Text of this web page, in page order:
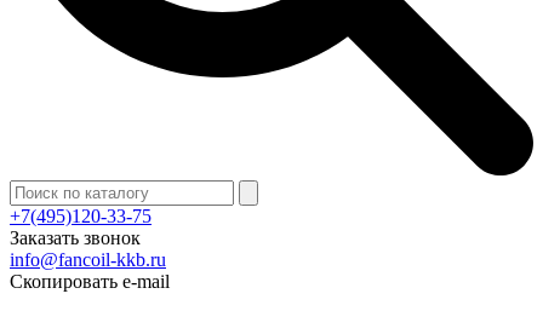
+7(495)120-33-75
Заказать звонок
info@fancoil-kkb.ru
Скопировать e-mail